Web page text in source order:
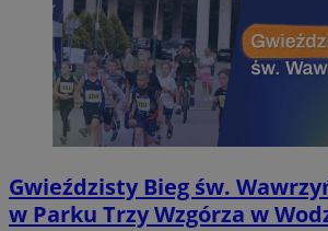
Gwieździsty Bieg św.
w Parku Trzy Wzgórza w